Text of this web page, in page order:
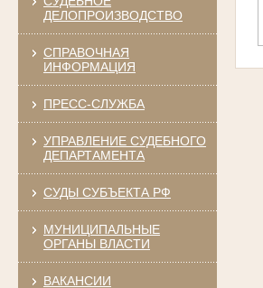
ДЕЛОПРОИЗВОДСТВО
СПРАВОЧНАЯ
ИНФОРМАЦИЯ
ПРЕСС-СЛУЖБА
УПРАВЛЕНИЕ СУДЕБНОГО
ДЕПАРТАМЕНТА
СУДЫ СУБЪЕКТА РФ
МУНИЦИПАЛЬНЫЕ
ОРГАНЫ ВЛАСТИ
ВАКАНСИИ